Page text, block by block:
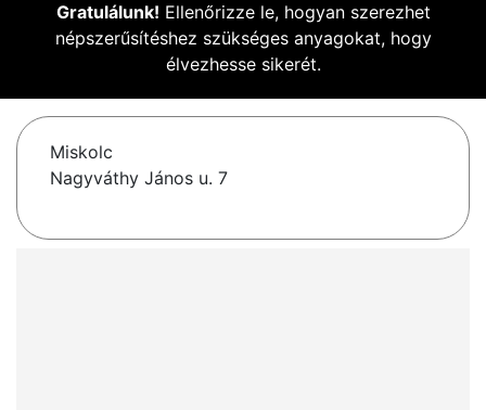
Gratulálunk! Ellenőrizze le, hogyan szerezhet
népszerűsítéshez szükséges anyagokat, hogy
élvezhesse sikerét.
Miskolc
Nagyváthy János u. 7